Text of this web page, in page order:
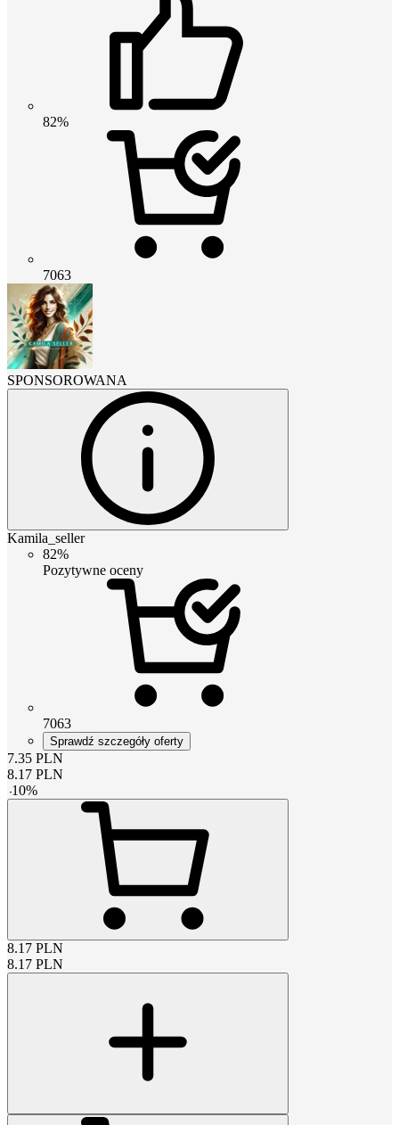
82%
7063
SPONSOROWANA
Kamila_seller
82%
Pozytywne oceny
7063
Sprawdź szczegóły oferty
7.35 PLN
8.17 PLN
-10%
8.17 PLN
8.17 PLN